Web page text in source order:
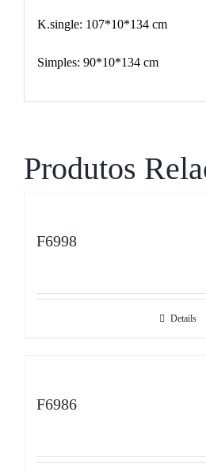
K.single: 107*10*134 cm
Simples: 90*10*134 cm
Produtos
F6998
Details
F6986